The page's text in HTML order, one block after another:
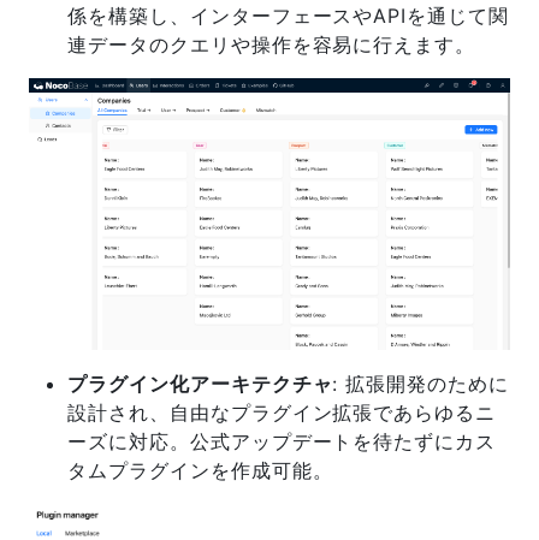
係を構築し、インターフェースやAPIを通じて関
連データのクエリや操作を容易に行えます。
プラグイン化アーキテクチャ: 拡張開発のために
設計され、自由なプラグイン拡張であらゆるニ
ーズに対応。公式アップデートを待たずにカス
タムプラグインを作成可能。